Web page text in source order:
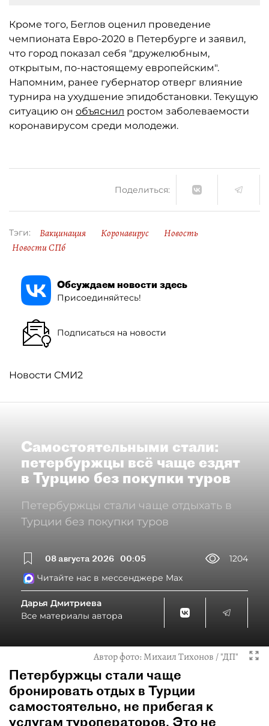
Кроме того, Беглов оценил проведение
чемпионата Евро-2020 в Петербурге и заявил,
что город показал себя "дружелюбным,
открытым, по-настоящему европейским".
Напомним, ранее губернатор отверг влияние
турнира на ухудшение эпидобстановки. Текущую
ситуацию он объяснил ростом заболеваемости
коронавирусом среди молодежи.
Поделиться:
Тэги: Вакцинация Коронавирус
Новость
Новости СПб
Обсуждаем новости здесь
Присоединяйтесь!
Подписаться на новости
Новости СМИ2
Самостоятельными стали:
петербуржцы всё чаще ездят
в Турцию без покупки туров
Петербуржцы стали чаще отдыхать в
Турции без покупки туров
08 августа 2026 00:05
1204
Читайте нас в мессенджере Max
Дарья Дмитриева
Все материалы автора
Автор фото:Михаил Тихонов / "ДП"
Петербуржцы стали чаще
бронировать отдых в Турции
самостоятельно, не прибегая к
услугам туроператоров. Это не